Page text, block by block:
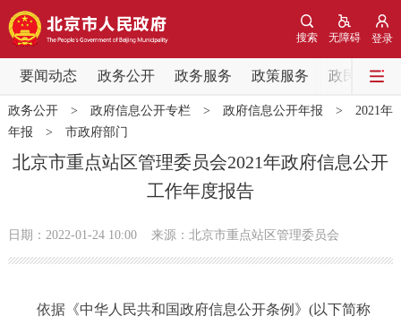
登录
无障碍
搜索
要闻动态 政务公开 政务服务 政策服务 政民互动
要闻动态
党中央精神 国务院信息 中央部委动态
北京要闻 会议信息 部门动态
市领导 机构职能 政策服务
政务公开> 政府信息公开专栏> 政府信息公开年报 > 2021年
年报 > 市政府部门
北京市重点站区管理委员会2021年政府信息公开
工作年度报告
日期：2022-01-24 10:00 来源：北京市重点站区管理委员会
依据《中华人民共和国政府信息公开条例》(以下简称